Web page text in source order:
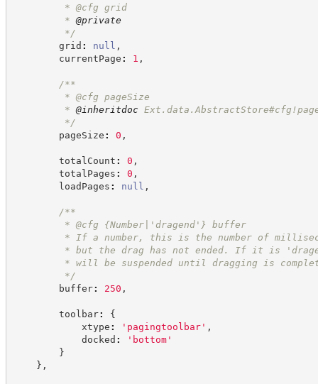
* @cfg grid
* @private
*/
grid : null ,
currentPage : 1 ,
/**
* @cfg pageSize
* @inheritdoc
*/
pageSize : 0 ,
totalCount : 0 ,
totalPages : 0 ,
loadPages : null ,
/**
* @cfg {Number|'dragend'} buffer
* If a number, this is the number of
* but the drag has not ended. If it is
* will be suspended until dragging is
*/
buffer: 250 ,
toolbar:
{
xtype : ' pagingtoolbar' ,
docked : ' bottom'
}
} ,